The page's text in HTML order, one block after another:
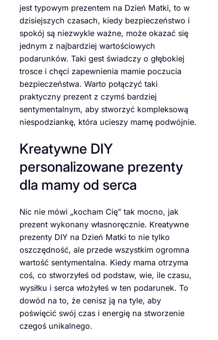
jest typowym prezentem na Dzień Matki, to w
dzisiejszych czasach, kiedy bezpieczeństwo i
spokój są niezwykle ważne, może okazać się
jednym z najbardziej wartościowych
podarunków. Taki gest świadczy o głębokiej
trosce i chęci zapewnienia mamie poczucia
bezpieczeństwa. Warto połączyć taki
praktyczny prezent z czymś bardziej
sentymentalnym, aby stworzyć kompleksową
niespodziankę, która ucieszy mamę podwójnie.
Kreatywne DIY
personalizowane prezenty
dla mamy od serca
Nic nie mówi „kocham Cię” tak mocno, jak
prezent wykonany własnoręcznie. Kreatywne
prezenty DIY na Dzień Matki to nie tylko
oszczędność, ale przede wszystkim ogromna
wartość sentymentalna. Kiedy mama otrzyma
coś, co stworzyłeś od podstaw, wie, ile czasu,
wysiłku i serca włożyłeś w ten podarunek. To
dowód na to, że cenisz ją na tyle, aby
poświęcić swój czas i energię na stworzenie
czegoś unikalnego.